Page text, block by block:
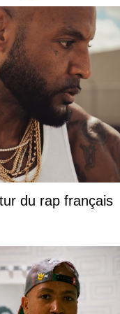
du rap français